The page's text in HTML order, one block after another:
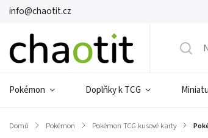
info@chaotit.cz
Pokémon Doplňky k TCG
Domů / Pokémon / Pokémon TCG kusové karty /